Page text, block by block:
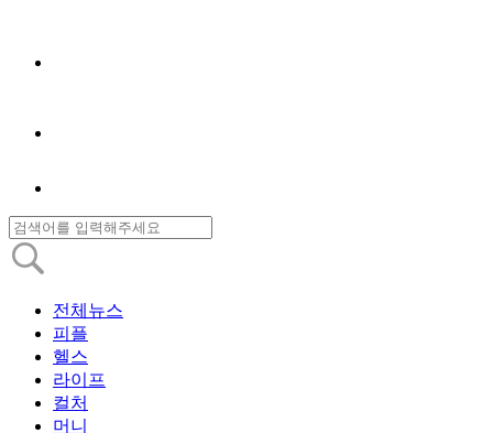
전체뉴스
피플
헬스
라이프
컬처
머니